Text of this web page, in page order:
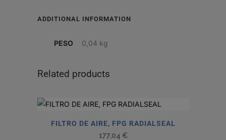
ADDITIONAL INFORMATION
PESO 0,04 kg
Related products
FILTRO DE AIRE, FPG RADIALSEAL
177,04 €